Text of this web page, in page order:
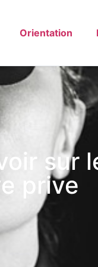
Orientation
sur
prive